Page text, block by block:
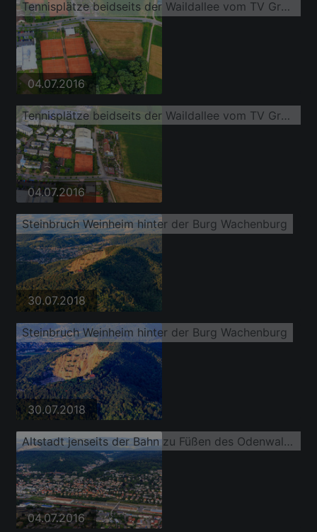
Tennisplätze beidseits der Waildallee vom TV Grün-Weiss Weinheim 1970 e.V. bzw. Tennisclub Lützelsachsen sowie Tennishalle Lehr
04.07.2016
Tennisplätze beidseits der Waildallee vom TV Grün-Weiss Weinheim 1970 e.V. bzw. Tennisclub Lützelsachsen sowie Tennishalle Lehr
04.07.2016
Steinbruch Weinheim hinter der Burg Wachenburg
30.07.2018
Steinbruch Weinheim hinter der Burg Wachenburg
30.07.2018
Altstadt jenseits der Bahn zu Füßen des Odenwaldrands mit Burg Wachenburg und Burgruine Windeck Weinheim
04.07.2016